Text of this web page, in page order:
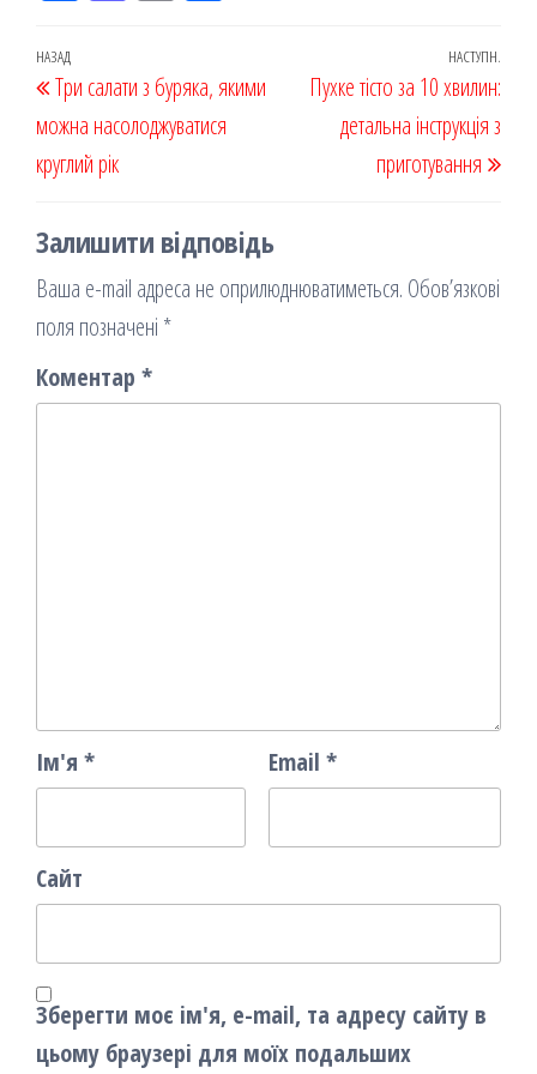
eb
k
ast
on
ail
ис
я
Навігація
записів
Попередній
запис
НАЗАД
Три салати з буряка, якими
можна насолоджуватися
круглий рік
НАСТУПН.
Пухке тісто за 10 хвилин:
детальна інструкція з
приготування
Залишити відповідь
Ваша e-mail адреса не оприлюднюватиметься. Обов’язкові
поля позначені *
Коментар *
Ім'я * Email *
Сайт
Зберегти моє ім'я, e-mail, та адресу сайту в
цьому браузері для моїх подальших